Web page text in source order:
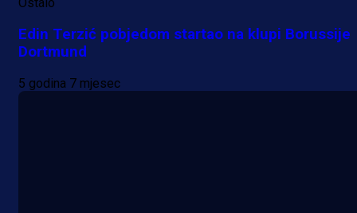
Ostalo
Edin Terzić pobjedom startao na klupi Borussije
Dortmund
5 godina 7 mjesec